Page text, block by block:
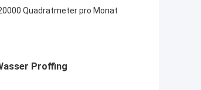
Quadratmeter pro Monat
Proffing